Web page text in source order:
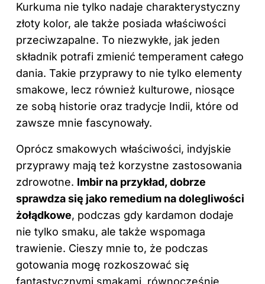
Kurkuma nie tylko nadaje charakterystyczny
złoty kolor, ale także posiada właściwości
przeciwzapalne. To niezwykłe, jak jeden
składnik potrafi zmienić temperament całego
dania. Takie przyprawy to nie tylko elementy
smakowe, lecz również kulturowe, niosące
ze sobą historie oraz tradycje Indii, które od
zawsze mnie fascynowały.
Oprócz smakowych właściwości, indyjskie
przyprawy mają też korzystne zastosowania
zdrowotne. Imbir na przykład, dobrze
sprawdza się jako remedium na dolegliwości
żołądkowe, podczas gdy kardamon dodaje
nie tylko smaku, ale także wspomaga
trawienie. Cieszy mnie to, że podczas
gotowania mogę rozkoszować się
fantastycznymi smakami, równocześnie